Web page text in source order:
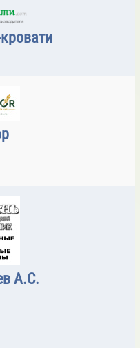
А.С.